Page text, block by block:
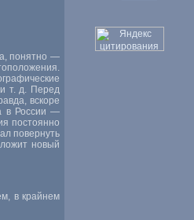
понятно —
т. д. Перед
вскоре
в России —
постоянно
повернуть
новый
в крайнем